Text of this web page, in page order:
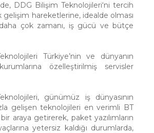
DDG Bilişim Teknolojileri‘ni tercih
gelişim hareketlerine, idealde olması
çok zamanı, iş gücü ve bütçe
Türkiye’nin ve dünyanın
özelleştirilmiş servisler
günümüz iş dünyasının
gelişen teknolojileri en verimli BT
araya getirerek, paket yazılımların
yetersiz kaldığı durumlarda,